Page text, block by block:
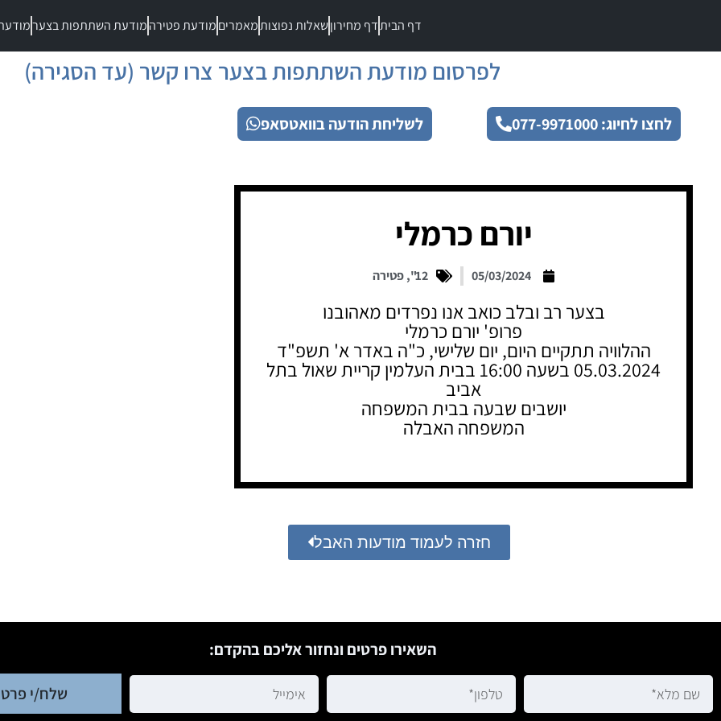
דף הביתדף מחירוןשאלות נפוצותמאמריםמודעת פטירהמודעת השתתפות בצער
לפרסום מודעת השתתפות בצער צרו קשר (עד הסגירה)
לחצו לחיוג: 077-9971000 לשליחת הודעה בוואטסאפ
יורם כרמלי
05/03/2024
12"
,פטירה
בצער רב ובלב כואב אנו נפרדים מאהובנו
פרופ' יורם כרמלי
ההלוויה תתקיים היום, יום שלישי, כ"ה באדר א' תשפ"ד
05.03.2024 בשעה 16:00 בבית העלמין קריית שאול בתל
אביב
יושבים שבעה בבית המשפחה
המשפחה האבלה
חזרה לעמוד מודעות האבל
השאירו פרטים ונחזור אליכם בהקדם:
שלח/י